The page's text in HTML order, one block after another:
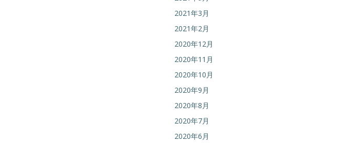
2021年3月
2021年2月
2020年12月
2020年11月
2020年10月
2020年9月
2020年8月
2020年7月
2020年6月